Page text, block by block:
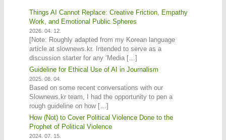
Things AI Cannot Replace: Creative Friction, Empathy
Work, and Emotional Public Spheres
2026. 04. 12.
[Note: Roughly adapted from my Korean language
article at slownews.kr. Intended to serve as a
discussion starter for any ‘Media […]
Guideline for Ethical Use of AI in Journalism
2025. 08. 04.
Based on some recent conversations with our
Slownews.kr team, I had the opportunity to pen a
rough guideline on how […]
How (Not) to Cover Political Violence Done to the
Prophet of Political Violence
2024. 07. 15.